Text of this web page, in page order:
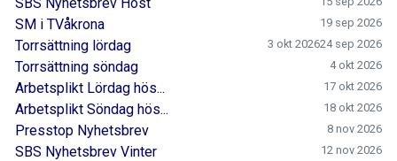
SM i TVåkrona
19 sep 2026
24 sep 2026
Torrsättning lördag 3 okt 2026
Torrsättning söndag 4 okt 2026
Arbetsplikt Lördag hös... 17 okt 2026
Arbetsplikt Söndag hös... 18 okt 2026
Presstop Nyhetsbrev 8 nov 2026
SBS Nyhetsbrev Vinter 12 nov 2026